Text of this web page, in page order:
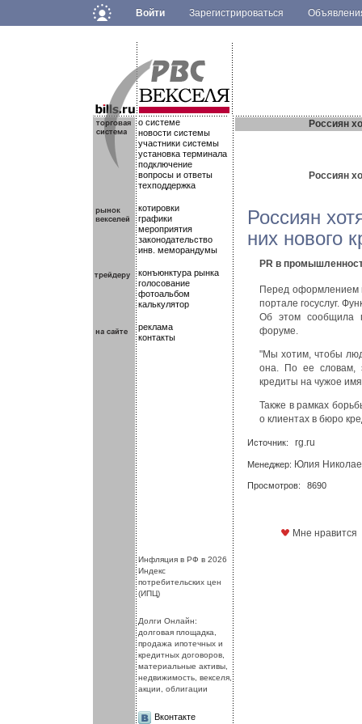
Войти Зарегистрироваться
.
.о системе
новости системы
участники системы
установка терминала
подключение
вопросы и ответы
техподдержка
котировки
графики
мероприятия
законодательство
инв. меморандумы
конъюнктура рынка
голосование
фотоальбом
калькулятор
реклама
контакты
. Россиян
Россиян
Россиян
них нового
PR в
Перед оформлением
портале госуслуг.
Об этом сообщила
форуме.
"Мы хотим, чтобы
она. По ее словам,
кредиты на чужое
Также в рамках
о клиентах в бюро
Источник: rg.ru
Менеджер: Юлия
Просмотров: 8690
Мне нравится
.Инфляция в РФ в 2026
Индекс
потребительских цен
(ИПЦ)
Долги Онлайн:
долговая площадка,
продажа ипотечных и
кредитных договоров,
материальные активы,
недвижимость, векселя,
акции, облигации
Вконтакте
.